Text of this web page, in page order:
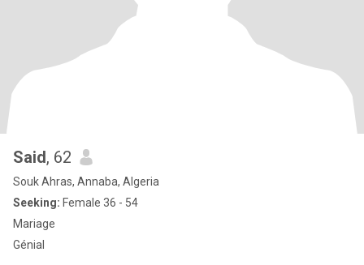
Said, 62
Souk Ahras, Annaba, Algeria
Seeking: Female 36 - 54
Mariage
Génial